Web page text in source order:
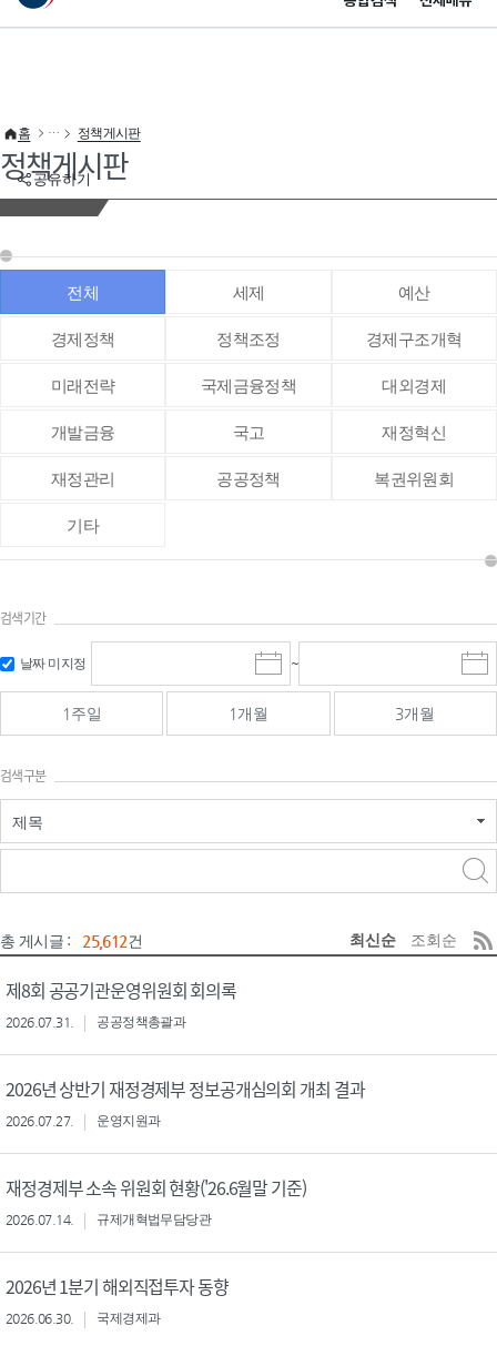
이 누리집은 대한민국 공식 전자정부 누리집입니다.
공유하기
홈 정책게시판
정책게시판
전체 세제 예산
경제정책 정책조정 경제구조개혁
미래전략 국제금융정책 대외경제
개발금융 국고 재정혁신
재정관리 공공정책 복권위원회
기타
검색기간
날짜 미지정
시
작
일
선
~
종
료
선
1주일 1개월 3개월
검색구분
제목
총 게시글 : 25,612건 최신순 조회순
제8회 공공기관운영위원회 회의록
2026.07.31. 공공정책총괄과
2026년 상반기 재정경제부 정보공개심의회 개최 결과
2026.07.27. 운영지원과
재정경제부 소속 위원회 현황('26.6월말 기준)
2026.07.14. 규제개혁법무담당관
2026년 1분기 해외직접투자 동향
2026.06.30. 국제경제과